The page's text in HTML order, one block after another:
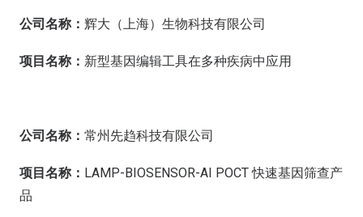
公司名称： 辉大（上海）生物科技有限公司
项目名称： 新型基因编辑工具在多种疾病中应用
公司名称： 常州先趋科技有限公司
项目名称： LAMP-BIOSENSOR-AI POCT 快速基因筛查产
品